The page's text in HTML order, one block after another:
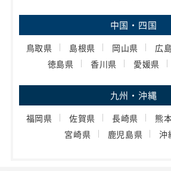
中国・四国
鳥取県 島根県 岡山県 広
徳島県
香川県 愛媛県
九州・沖縄
福岡県 佐賀県 長崎県 熊
宮崎県
鹿児島県 沖